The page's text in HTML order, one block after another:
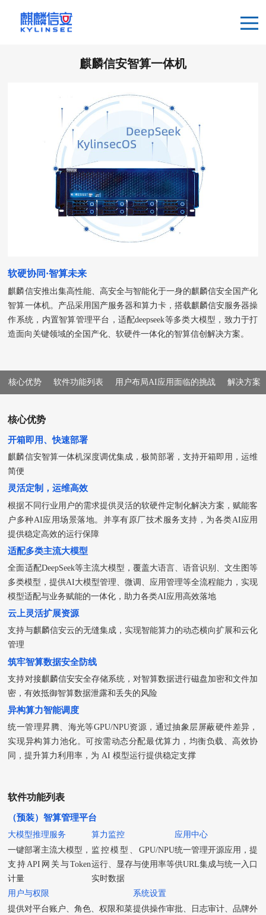
麒麟信安智算一体机
软硬协同·智算未来
麒麟信安推出集高性能、高安全与智能化于一身的麒麟信安全国产化
智算一体机。产品采用国产服务器和算力卡，搭载麒麟信安服务器操
作系统，内置智算管理平台，适配deepseek等多类大模型，致力于打
造面向关键领域的全国产化、软硬件一体化的智算信创解决方案。
核心优势 软件功能列表 用户布局AI应用面临的挑战 解决方案
核心优势
开箱即用、快速部署
麒麟信安智算一体机深度调优集成，极简部署，支持开箱即用，运维
简便
灵活定制，运维高效
根据不同行业用户的需求提供灵活的软硬件定制化解决方案，赋能客
户多种AI应用场景落地。并享有原厂技术服务支持，为各类AI应用
提供稳定高效的运行保障
适配多类主流大模型
全面适配DeepSeek等主流大模型，覆盖大语言、语音识别、文生图等
多类模型，提供AI大模型管理、微调、应用管理等全流程能力，实现
模型适配与业务赋能的一体化，助力各类AI应用高效落地
云上灵活扩展资源
支持与麒麟信安云的无缝集成，实现智能算力的动态横向扩展和云化
管理
筑牢智算数据安全防线
支持对接麒麟信安安全存储系统，对智算数据进行磁盘加密和文件加
密，有效抵御智算数据泄露和丢失的风险
异构算力智能调度
统一管理昇腾、海光等GPU/NPU资源，通过抽象层屏蔽硬件差异，
实现异构算力池化。可按需动态分配最优算力，均衡负载、高效协
同，提升算力利用率，为 AI 模型运行提供稳定支撑
软件功能列表
（预装）智算管理平台
大模型推理服务
一键部署主流大模型，
支持API网关与Token
计量
算力监控
监控模型、GPU/NPU
运行、显存与使用率等
实时数据
应用中心
统一管理开源应用，提
供URL集成与统一入口
用户与权限
提供对平台账户、角色、权限和菜
系统设置
提供操作审批、日志审计、品牌外